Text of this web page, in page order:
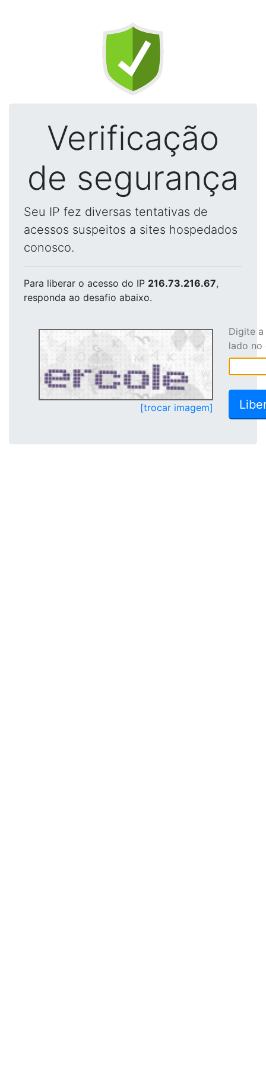
Verificação
de segurança
Seu IP fez diversas tentativas de
acessos suspeitos a sites hospedados
conosco.
Para liberar o acesso do IP 216.73.216.67,
responda ao desafio abaixo.
[trocar imagem]
Digite
lado no